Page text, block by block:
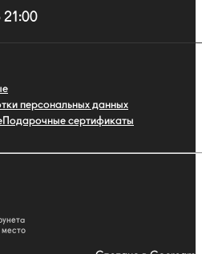
21:00
персональных данных
Подарочные сертификаты